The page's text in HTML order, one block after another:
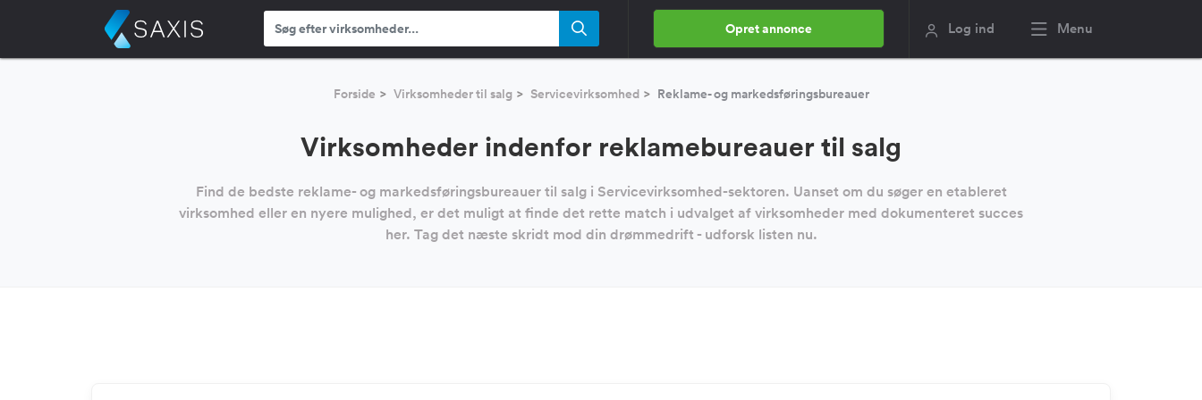
Opret annonce Log ind Menu
Forside Virksomheder til salg Servicevirksomhed Reklame- og markedsføringsbureauer
Virksomheder indenfor reklamebureauer til salg
Find de bedste reklame- og markedsføringsbureauer til salg i Servicevirksomhed-sektoren. Uanset om du søger en etableret
virksomhed eller en nyere mulighed, er det muligt at finde det rette match i udvalget af virksomheder med dokumenteret succes
her. Tag det næste skridt mod din drømmedrift - udforsk listen nu.